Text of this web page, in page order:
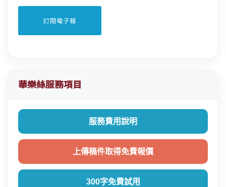
華樂絲服務項目
服務費用說明
上傳稿件取得免費報價
300字免費試用